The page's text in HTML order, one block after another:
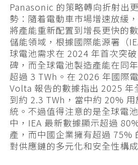
Panasonic 的策略轉向折射出
勢：隨着電動車市場增速放緩
將產能重新配置到增長更快的
儲能領域，根據國際能源署（
球電池需求在 2024 年首次突
碑，而全球電池製造產能在同
超過 3 TWh。在 2026 年國際
Volta 報告的數據指出 2025 年
到約 2.3 TWh，當中約 20%
統。不過值得注意的是全球電
中，IEA 最新數據顯示超過
產，而中國企業擁有超過 75%
對供應鏈的多元化和安全性構